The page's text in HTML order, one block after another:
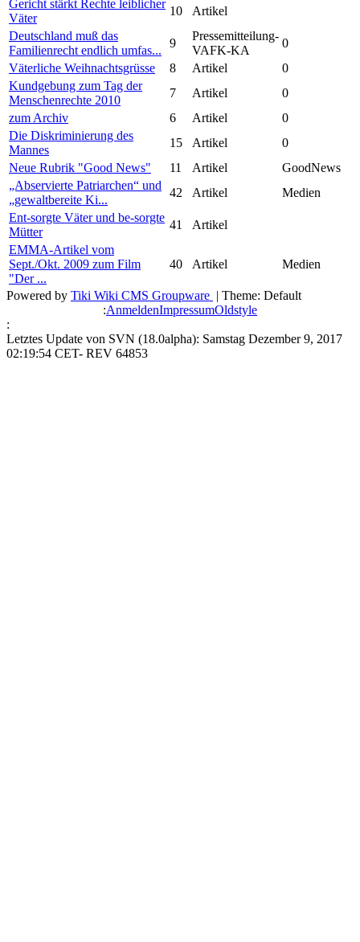
Gericht stärkt Rechte leiblicher
Väter
10
Artikel
Deutschland muß das
Familienrecht endlich umfas...
9
Pressemitteilung-
VAFK-KA
0
Väterliche Weihnachtsgrüsse
8 Artikel
0
Kundgebung zum Tag der
Menschenrechte 2010
7 Artikel
0
zum Archiv
6 Artikel
0
Die Diskriminierung des
Mannes
15 Artikel
0
Neue Rubrik "Good News"
11 Artikel
GoodNews
„Abservierte Patriarchen“ und
„gewaltbereite Ki...
42 Artikel
Medien
Ent-sorgte Väter und be-sorgte
Mütter
41
Artikel
EMMA-Artikel vom
Sept./Okt. 2009 zum Film
"Der ...
40 Artikel Medien
Powered by Tiki Wiki CMS Groupware | Theme: Default
:AnmeldenImpressumOldstyle
:
Letztes Update von SVN (18.0alpha): Samstag Dezember 9, 2017
02:19:54 CET- REV 64853